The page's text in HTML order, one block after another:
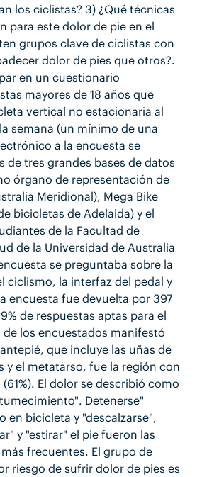
los ciclistas? 3) ¿Qué técnicas
para este dolor de pie en el
grupos clave de ciclistas con
dolor de pies que otros?.
en un cuestionario
mayores de 18 años que
vertical no estacionaria al
semana (un mínimo de una
a la encuesta se
de tres grandes bases de datos
órgano de representación de
Meridional), Mega Bike
bicicletas de Adelaida) y el
de la Facultad de
de la Universidad de Australia
se preguntaba sobre la
ciclismo, la interfaz del pedal y
encuesta fue devuelta por 397
de respuestas aptas para el
de los encuestados manifestó
que incluye las uñas de
y el metatarso, fue la región con
El dolor se describió como
Detenerse"
en bicicleta y "descalzarse",
y "estirar" el pie fueron las
frecuentes. El grupo de
riesgo de sufrir dolor de pies es